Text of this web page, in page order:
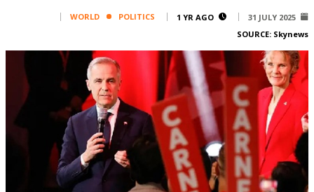
Corporate
FPM
Services
Horoscope
31 JULY 2025
1 YR AGO
WORLD
POLITICS
SOURCE: Skynews